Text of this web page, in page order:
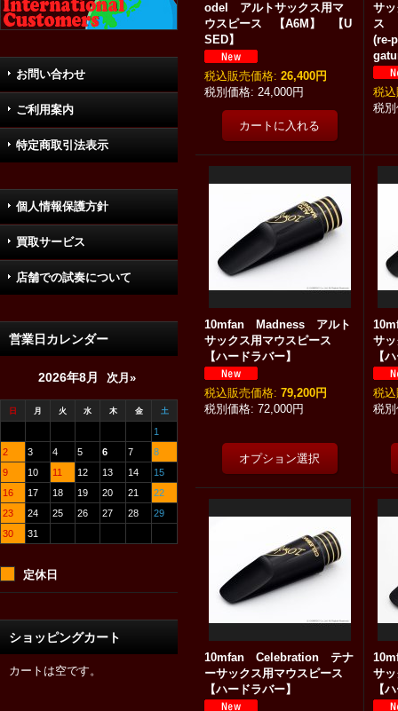
お問い合わせ
ご利用案内
特定商取引法表示
個人情報保護方針
買取サービス
店舗での試奏について
営業日カレンダー
2026年8月 次月»
日 月 火 水 木 金 土
1
2
3 4 5 6 7
8
9
10 11 12 13 14
15
16
17 18 19 20 21
22
23
24 25 26 27 28
29
30
31
定休日
ショッピングカート
カートは空です。
odel アルトサックス用マ
ウスピース 【A6M】 【U
SED】
24,000円
税込 : 26,400円
サ
ス
(re-
税込
10mfan Madness アルト
サックス用マウスピース
【ハードラバー】
72,000円
税込 : 79,200円
サ
【
税込
10mfan Celebration テナ
ーサックス用マウスピース
【ハードラバー】
サ
【